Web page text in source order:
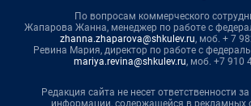
По вопросам коммерческого
Жапарова Жанна, менеджер по работе с
zhanna.zhaparova@shkulev.ru, моб. + 7
Ревина Мария, директор по работе с
mariya.revina@shkulev.ru, моб. +7 910
Редакция сайта не несет ответственности
информации, содержащейся в рекламных